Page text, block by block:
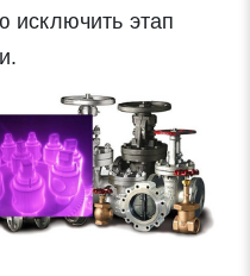
исключить этап